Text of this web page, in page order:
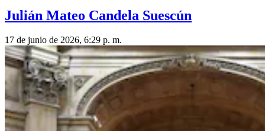
Julián Mateo Candela Suescún
17 de junio de 2026, 6:29 p. m.